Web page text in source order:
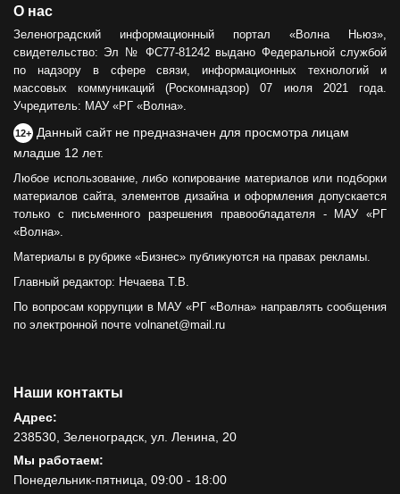
О нас
Зеленоградский информационный портал «Волна Ньюз»,
свидетельство: Эл № ФС77-81242 выдано Федеральной службой
по надзору в сфере связи, информационных технологий и
массовых коммуникаций (Роскомнадзор) 07 июля 2021 года.
Учредитель: МАУ «РГ «Волна».
12+ Данный сайт не предназначен для просмотра лицам
младше 12 лет.
Любое использование, либо копирование материалов или подборки
материалов сайта, элементов дизайна и оформления допускается
только с письменного разрешения правообладателя - МАУ «РГ
«Волна».
Материалы в рубрике «Бизнес» публикуются на правах рекламы.
Главный редактор: Нечаева Т.В.
По вопросам коррупции в МАУ «РГ «Волна» направлять сообщения
по электронной почте volnanet@mail.ru
Наши контакты
Адрес:
238530, Зеленоградск, ул. Ленина, 20
Мы работаем:
Понедельник-пятница, 09:00 - 18:00